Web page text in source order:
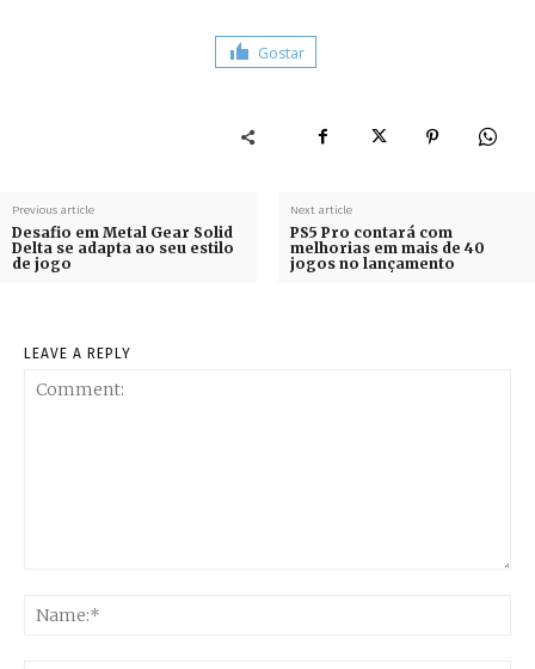
Gostar
Previous article
Desafio em Metal Gear Solid
Delta se adapta ao seu estilo
de jogo
Next article
PS5 Pro contará com
melhorias em mais de 40
jogos no lançamento
LEAVE A REPLY